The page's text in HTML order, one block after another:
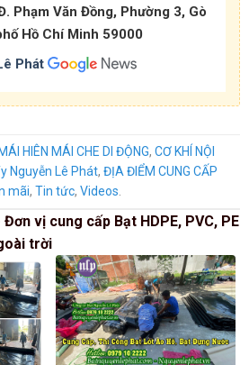
Phạm Văn Đồng, Phường 3, Gò
Hồ Chí Minh 59000
Phát
HIÊN MÁI CHE DI ĐỘNG, CƠ KHÍ NỘI
Nguyễn Lê Phát, ĐỊA ĐIỂM CUNG CẤP
mãi, Tin tức, Videos
vị cung cấp Bạt HDPE, PVC, PE
trời